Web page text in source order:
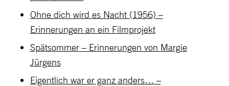
Ohne dich wird es Nacht (1956) –
Erinnerungen an ein Filmprojekt
Spätsommer – Erinnerungen von Margie
Jürgens
Eigentlich war er ganz anders… –